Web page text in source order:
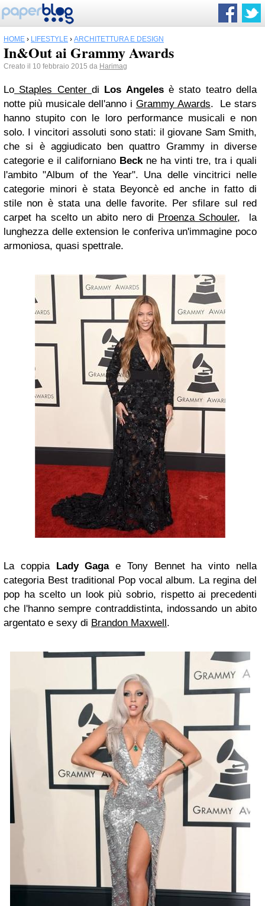
HOME › LIFESTYLE › ARCHITETTURA E DESIGN
In&Out ai Grammy Awards
Creato il 10 febbraio 2015 da Harimag
Lo Staples Center di Los Angelesè stato teatro della
notte più musicale dell'anno i Grammy Awards. Le stars
hanno stupito con le loro performance musicali e non
solo. I vincitori assoluti sono stati: il giovane Sam Smith,
che si è aggiudicato ben quattro Grammy in diverse
categorie e il californiano Beckne ha vinti tre, tra i quali
l'ambito "Album of the Year". Una delle vincitrici nelle
categorie minori è stata Beyoncè ed anche in fatto di
stile non è stata una delle favorite. Per sfilare sul red
carpet ha scelto un abito nero di Proenza Schouler, la
lunghezza delle extension le conferiva un'immagine poco
armoniosa, quasi spettrale.
La coppia Lady Gagae Tony Bennet ha vinto nella
categoria Best traditional Pop vocal album. La regina del
pop ha scelto un look più sobrio, rispetto ai precedenti
che l'hanno sempre contraddistinta, indossando un abito
argentato e sexy di Brandon Maxwell.